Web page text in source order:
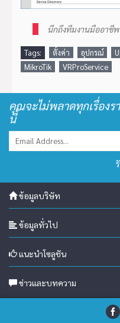
นึกถึงทีมงานมืออาชีพ
Tags: ตั้งค่า อุปกรณ์
MikroTik
VRProService
คุณจะไม่พลาดทุกเรื่อง
นี้
ข้อมูลบริษัท
ข้อมูลทั่วไป
แนะนำโซลูชัน
ข่าวและบทความ